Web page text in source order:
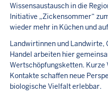
Wissensaustausch in die
Initiative „Zickensommer“
wieder mehr in Küchen und
Landwirtinnen und Landwirte,
Handel arbeiten hier
Wertschöpfungsketten.
Kontakte schaffen neue
biologische Vielfalt erlebbar.